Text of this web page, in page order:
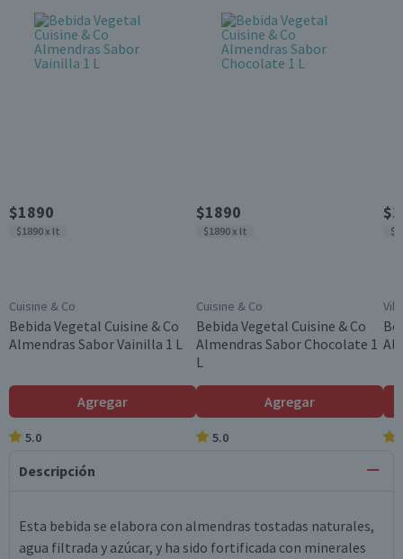
$1890
$1890 x lt
Cuisine & Co
Bebida Vegetal Cuisine & Co
Almendras Sabor Vainilla 1 L
Agregar
5.0
$1890
$1890 x lt
Cuisine & Co
Bebida Vegetal Cuisine & Co
Almendras Sabor Chocolate 1
L
Agregar
5.0
Descripción
Esta bebida se elabora con almendras tostadas naturales,
agua filtrada y azúcar, y ha sido fortificada con minerales